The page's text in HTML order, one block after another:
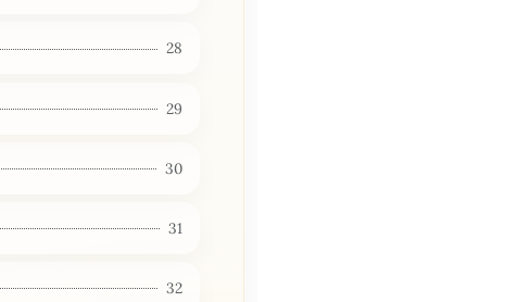
28
29
30
31
32